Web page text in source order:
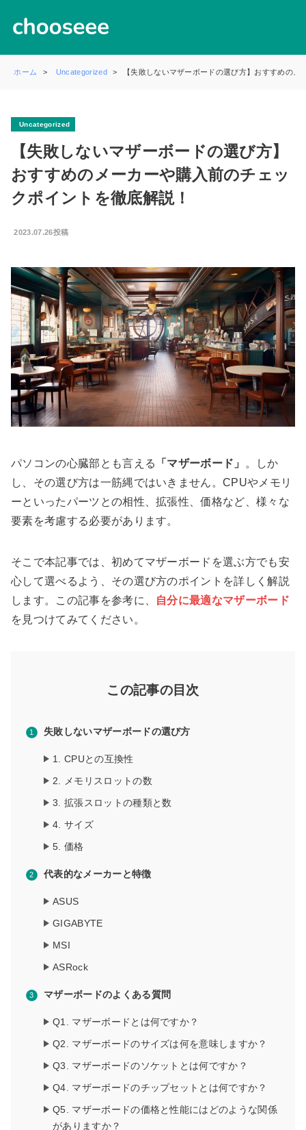
ホーム Uncategorized 【失敗しないマザーボードの選び方】おすすめの
Uncategorized
【失敗しないマザーボードの選び方】
おすすめのメーカーや購入前のチェッ
クポイントを徹底解説！
2023.07.26投稿
パソコンの心臓部とも言える 「マザーボード」
。しか
し、その選び方は一筋縄ではいきません。CPUやメモリ
ーといったパーツとの相性、拡張性、価格など、様々な
要素を考慮する必要があります。
そこで本記事では、初めてマザーボードを選ぶ方でも安
心して選べるよう、その選び方のポイントを詳しく解説
します。この記事を参考に、
自分に最適なマザーボード
を見つけてみてください。
この記事の目次
失敗しないマザーボードの選び方
1. CPUとの互換性
2. メモリスロットの数
3. 拡張スロットの種類と数
4. サイズ
5. 価格
代表的なメーカーと特徴
ASUS
GIGABYTE
MSI
ASRock
マザーボードのよくある質問
Q1. マザーボードとは何ですか？
Q2. マザーボードのサイズは何を意味しますか？
Q3. マザーボードのソケットとは何ですか？
Q4. マザーボードのチップセットとは何ですか？
Q5. マザーボードの価格と性能にはどのような関係
がありますか？